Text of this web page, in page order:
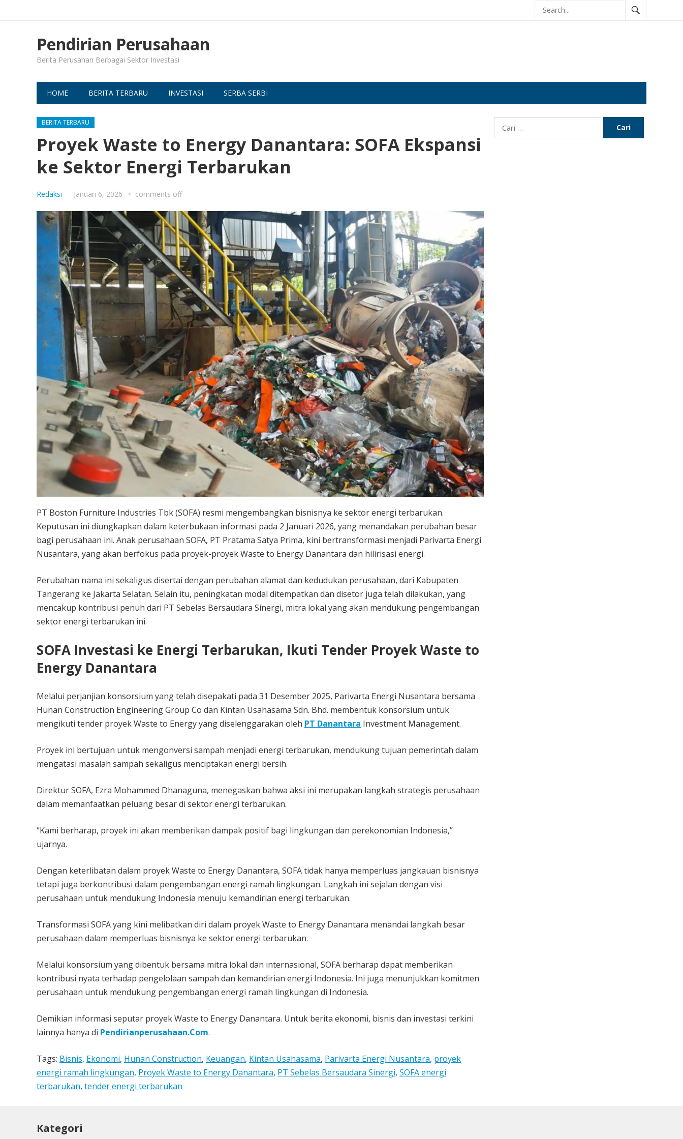
Pendirian Perusahaan
Berita Perusahan Berbagai Sektor Investasi
HOME BERITA TERBARU INVESTASI SERBA SERBI
BERITA TERBARU
Proyek Waste to Energy Danantara: SOFA Ekspansi
ke Sektor Energi Terbarukan
Redaksi — Januari 6, 2026 comments off
PT Boston Furniture Industries Tbk (SOFA) resmi mengembangkan bisnisnya ke sektor energi terbarukan.
Keputusan ini diungkapkan dalam keterbukaan informasi pada 2 Januari 2026, yang menandakan perubahan besar
bagi perusahaan ini. Anak perusahaan SOFA, PT Pratama Satya Prima, kini bertransformasi menjadi Parivarta Energi
Nusantara, yang akan berfokus pada proyek-proyek Waste to Energy Danantara dan hilirisasi energi.
Perubahan nama ini sekaligus disertai dengan perubahan alamat dan kedudukan perusahaan, dari Kabupaten
Tangerang ke Jakarta Selatan. Selain itu, peningkatan modal ditempatkan dan disetor juga telah dilakukan, yang
mencakup kontribusi penuh dari PT Sebelas Bersaudara Sinergi, mitra lokal yang akan mendukung pengembangan
sektor energi terbarukan ini.
SOFA Investasi ke Energi Terbarukan, Ikuti Tender Proyek Waste to
Energy Danantara
Melalui perjanjian konsorsium yang telah disepakati pada 31 Desember 2025, Parivarta Energi Nusantara bersama
Hunan Construction Engineering Group Co dan Kintan Usahasama Sdn. Bhd. membentuk konsorsium untuk
mengikuti tender proyek Waste to Energy yang diselenggarakan oleh PT Danantara Investment Management.
Proyek ini bertujuan untuk mengonversi sampah menjadi energi terbarukan, mendukung tujuan pemerintah dalam
mengatasi masalah sampah sekaligus menciptakan energi bersih.
Direktur SOFA, Ezra Mohammed Dhanaguna, menegaskan bahwa aksi ini merupakan langkah strategis perusahaan
dalam memanfaatkan peluang besar di sektor energi terbarukan.
“Kami berharap, proyek ini akan memberikan dampak positif bagi lingkungan dan perekonomian Indonesia,”
ujarnya.
Dengan keterlibatan dalam proyek Waste to Energy Danantara, SOFA tidak hanya memperluas jangkauan bisnisnya
tetapi juga berkontribusi dalam pengembangan energi ramah lingkungan. Langkah ini sejalan dengan visi
perusahaan untuk mendukung Indonesia menuju kemandirian energi terbarukan.
Transformasi SOFA yang kini melibatkan diri dalam proyek Waste to Energy Danantara menandai langkah besar
perusahaan dalam memperluas bisnisnya ke sektor energi terbarukan.
Melalui konsorsium yang dibentuk bersama mitra lokal dan internasional, SOFA berharap dapat memberikan
kontribusi nyata terhadap pengelolaan sampah dan kemandirian energi Indonesia. Ini juga menunjukkan komitmen
perusahaan untuk mendukung pengembangan energi ramah lingkungan di Indonesia.
Demikian informasi seputar proyek Waste to Energy Danantara. Untuk berita ekonomi, bisnis dan investasi terkini
lainnya hanya di Pendirianperusahaan.Com.
Tags: Bisnis, Ekonomi, Hunan Construction, Keuangan, Kintan Usahasama, Parivarta Energi Nusantara, proyek
energi ramah lingkungan, Proyek Waste to Energy Danantara, PT Sebelas Bersaudara Sinergi, SOFA energi
terbarukan, tender energi terbarukan
Cari
untuk:
Kategori